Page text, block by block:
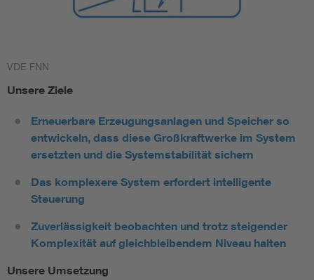
VDE FNN
Unsere Ziele
Erneuerbare Erzeugungsanlagen und Speicher so
entwickeln, dass diese Großkraftwerke im System
ersetzten und die Systemstabilität sichern
Das komplexere System erfordert intelligente
Steuerung
Zuverlässigkeit beobachten und trotz steigender
Komplexität auf gleichbleibendem Niveau halten
Unsere Umsetzung